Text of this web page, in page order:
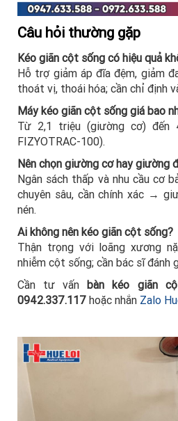
Câu hỏi thường gặp
Kéo giãn cột sống có hiệu quả
Hỗ trợ giảm áp đĩa đệm, giảm
thoát vị, thoái hóa; cần chỉ định
Máy kéo giãn cột sống giá bao
Từ 2,1 triệu (giường cơ) đến
FIZYOTRAC-100).
Nên chọn giường cơ hay giường
Ngân sách thấp và nhu cầu cơ
chuyên sâu, cần chính xác →
nén.
Ai không nên kéo giãn cột sống?
Thận trọng với loãng xương
nhiễm cột sống; cần bác sĩ đánh
Cần tư vấn bàn kéo giãn
0942.337.117 hoặc nhắn Zalo